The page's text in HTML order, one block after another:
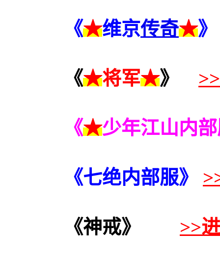
《★维京传奇★》
《★将军★》
《★少年江山内
《七绝内部服》
《神戒》 >>